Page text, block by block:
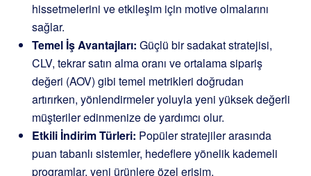
hissetmelerini ve etkileşim için motive olmalarını
sağlar.
Temel İş Avantajları: Güçlü bir sadakat stratejisi,
CLV, tekrar satın alma oranı ve ortalama sipariş
değeri (AOV) gibi temel metrikleri doğrudan
artırırken, yönlendirmeler yoluyla yeni yüksek değerli
müşteriler edinmenize de yardımcı olur.
Etkili İndirim Türleri: Popüler stratejiler arasında
puan tabanlı sistemler, hedeflere yönelik kademeli
programlar, yeni ürünlere özel erişim,